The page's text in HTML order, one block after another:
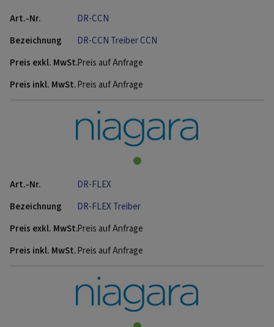
DR-CCN
DR-CCN Treiber CCN
Preis auf Anfrage
Preis auf Anfrage
DR-FLEX
DR-FLEX Treiber
Preis auf Anfrage
Preis auf Anfrage